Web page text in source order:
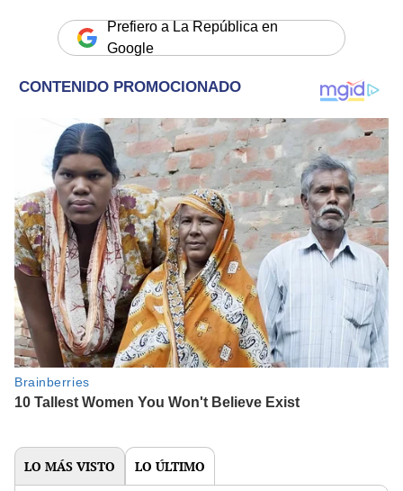
Prefiero a La República en
Google
LO MÁS VISTO LO ÚLTIMO